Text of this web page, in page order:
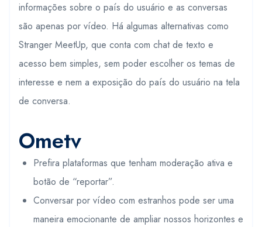
informações sobre o país do usuário e as conversas
são apenas por vídeo. Há algumas alternativas como
Stranger MeetUp, que conta com chat de texto e
acesso bem simples, sem poder escolher os temas de
interesse e nem a exposição do país do usuário na tela
de conversa.
Ometv
Prefira plataformas que tenham moderação ativa e
botão de “reportar”.
Conversar por vídeo com estranhos pode ser uma
maneira emocionante de ampliar nossos horizontes e